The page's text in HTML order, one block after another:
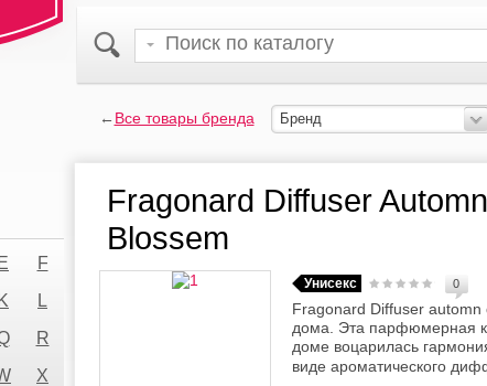
←Все товары бренда Бренд
Fragonard Diffuser
Blossem
Унисекс 0
Fragonard Diffuser automn
дома. Эта парфюмерная
доме воцарилась
виде ароматического
E
F
K
L
R
X